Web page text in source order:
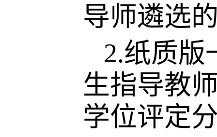
导师遴选
2.纸质版
生指导教
学位评定